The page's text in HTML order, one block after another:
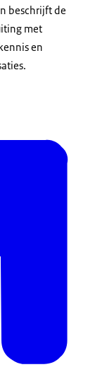
beschrijft de
met
en